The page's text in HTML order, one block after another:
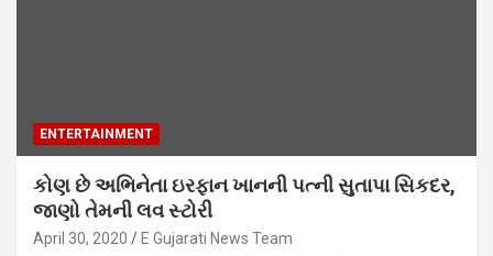
ENTERTAINMENT
કોણ છે અભિનેતા ઇરફાન ખાનની પત્ની સુતાપા સિકદર,
જાણો તેમની લવ સ્ટોરી
April 30, 2020 E Gujarati News Team